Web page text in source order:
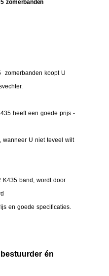
zomerbanden
zomerbanden koopt U
heeft een goede prijs -
wanneer U niet teveel wilt
K435 band, wordt door
en goede specificaties.
én